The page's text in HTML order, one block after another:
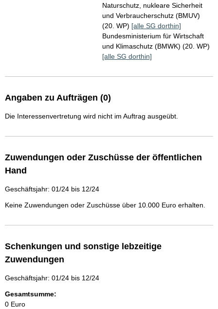
Naturschutz, nukleare Sicherheit
und Verbraucherschutz (BMUV)
(20. WP) [alle SG dorthin]
Bundesministerium für Wirtschaft
und Klimaschutz (BMWK) (20. WP)
[alle SG dorthin]
Angaben zu Aufträgen (0)
Die Interessenvertretung wird nicht im Auftrag ausgeübt.
Zuwendungen oder Zuschüsse der öffentlichen
Hand
Geschäftsjahr: 01/24 bis 12/24
Keine Zuwendungen oder Zuschüsse über 10.000 Euro erhalten.
Schenkungen und sonstige lebzeitige
Zuwendungen
Geschäftsjahr: 01/24 bis 12/24
Gesamtsumme:
0 Euro